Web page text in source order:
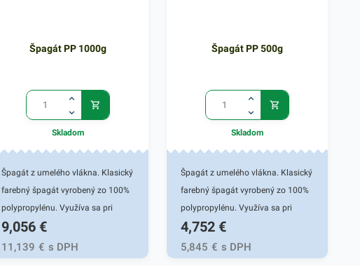
Špagát PP 1000g
Skladom
Špagát z umelého vlákna. Klasický
farebný špagát vyrobený zo 100%
polypropylénu. Využíva sa pri
uskladňovaní, pri balíkovej
preprave, pri archivácii, v
kanceláriách aj
9,056 €
11,139 € s DPH
Špagát PP 500g
Skladom
Špagát z umelého vlákna. Klasický
farebný špagát vyrobený zo 100%
polypropylénu. Využíva sa pri
uskladňovaní, pri balíkovej
preprave, pri archivácii, v
kanceláriách aj
4,752 €
5,845 € s DPH